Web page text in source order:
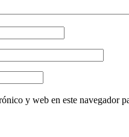
y web en este navegador